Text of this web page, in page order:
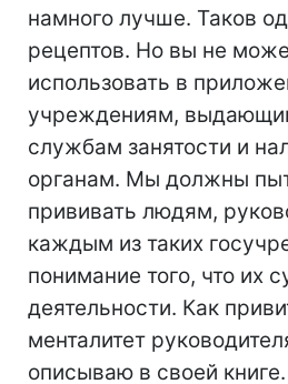
намного лучше. Таков
рецептов. Но вы не
использовать в
учреждениям,
службам занятости и
органам. Мы должны
прививать людям,
каждым из таких
понимание того, что их
деятельности. Как
менталитет
описываю в своей